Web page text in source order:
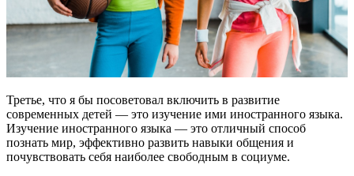
Третье, что я бы посоветовал включить в развитие
современных детей — это изучение ими иностранного языка.
Изучение иностранного языка — это отличный способ
познать мир, эффективно развить навыки общения и
почувствовать себя наиболее свободным в социуме.